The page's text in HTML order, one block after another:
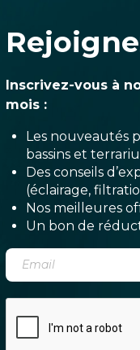
Inscrivez-vous à
mois :
Les nouveautés
bassins et
Des conseils
(éclairage,
Nos meilleures
Un bon de